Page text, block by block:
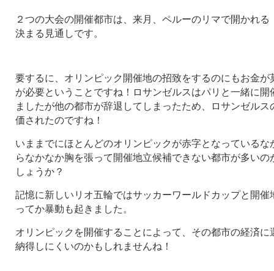
２つの大会の開催都市は、来月、ペルーのリマで開かれ
決まる見通しです。
要するに、オリンピック開催地の招致をするのにもお金が
が必要ということですね！ロサンゼルスはパリと一緒に開
ましたが他の都市が辞退してしまったため、ロサンゼル
価されたのですね！
いままでにほとんどのオリンピックが赤字となっているな
らなかなか胸を張って開催地立候補できない都市が多いの
しょうか？
記憶に新しいリオ五輪ではサッカーワールドカップと開催
ってか暴動も起きました。
オリンピックを開催することによって、その都市の経済に
納得しにくいのかもしれませんね！